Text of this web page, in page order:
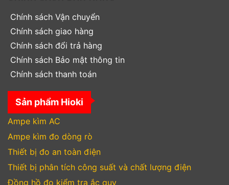
Chính sách Vận chuyển
Chính sách giao hàng
Chính sách đổi trả hàng
Chính sách Bảo mật thông tin
Chính sách thanh toán
Sản phẩm Hioki
Ampe kìm AC
Ampe kìm đo dòng rò
Thiết bị đo an toàn điện
Thiết bị phân tích công suất và chất lượng điện
Đồng hồ đo kiểm tra ắc quy